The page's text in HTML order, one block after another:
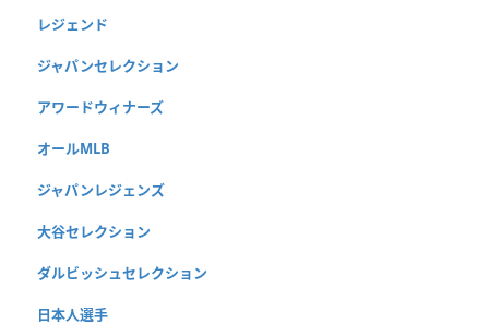
レジェンド
ジャパンセレクション
アワードウィナーズ
オールMLB
ジャパンレジェンズ
大谷セレクション
ダルビッシュセレクション
日本人選手